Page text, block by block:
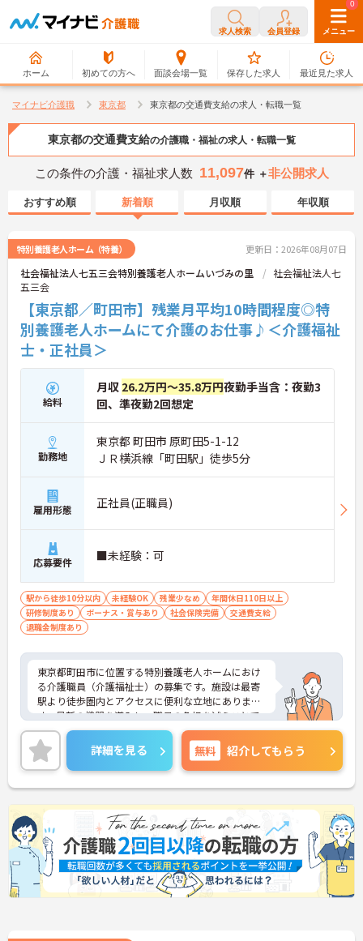
求人検索 会員登録 メニュー
ホーム 初めての方へ 面談会場一覧
0
保存した求人
0
最近見た求人
マイナビ介護職 東京都 東京都の交通費支給の求人・転職一覧
東京都の交通費支給の介護職・福祉の求人・転職一覧
この条件の介護・福祉求人数 11,097件 ＋非公開求人
おすすめ順 新着順 月収順 年収順
特別養護老人ホーム（特養） 更新日：2026年08月07日
社会福祉法人七五三会特別養護老人ホームいづみの里
社会福祉法人七
五三会
【東京都／町田市】残業月平均10時間程度◎特
別養護老人ホームにて介護のお仕事♪＜介護福祉
士・正社員＞
給料
月収 26.2万円～35.8万円夜勤手当含：夜勤3
回、準夜勤2回想定
勤務地
東京都 町田市 原町田5-1-12
ＪＲ横浜線「町田駅」徒歩5分
雇用形態 正社員(正職員)
応募要件 ■未経験：可
駅から徒歩10分以内 未経験OK 残業少なめ
年間休日110日以上
研修制度あり
ボーナス・賞与あり 社会保険完備
交通費支給
退職金制度あり
東京都町田市に位置する特別養護老人ホームにおけ
る介護職員（介護福祉士）の募集です。施設は最寄
駅より徒歩圏内とアクセスに便利な立地にありま
す。最新の機器を導入し、職員の負担を減らことで
業務がしやすい環境づくりに取り組まれています。
残業は月平均10時間程度です。ワークライフバラン
スを保ちながらご勤務いただけます。
ご興味のある方には、面接対策ポイントなど、さら
に詳細をご案内しますのでお気軽にご相談くださ
い！
詳細を見る 無料 紹介してもらう